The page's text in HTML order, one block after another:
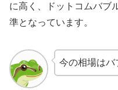
に高く、ドットコムバブ
準となっています。
今の相場はバ